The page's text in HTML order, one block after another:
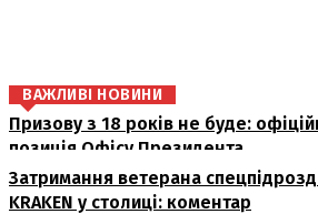
ВАЖЛИВІ НОВИНИ
Призову з 18 років не буде:
позиція Офісу Президента
Затримання ветерана
KRAKEN у столиці: коментар